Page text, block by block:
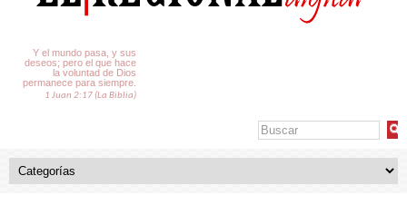
Y el mundo pasa, y sus
deseos; pero el que hace
la voluntad de Dios
permanece para siempre.
1 Juan 2:17 (La Biblia)